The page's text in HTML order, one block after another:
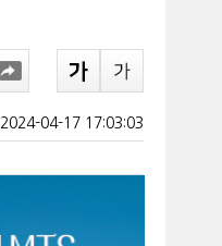
2024-04-17 17:03:03